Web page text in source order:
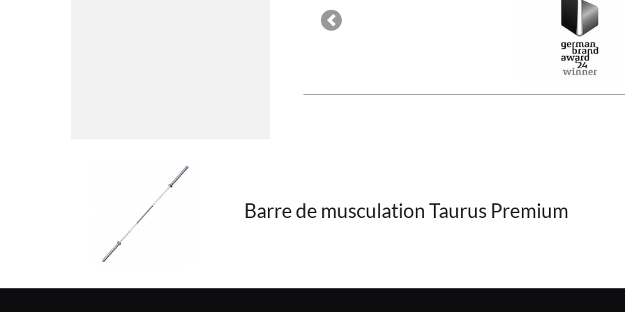
Previous
Barre de musculation Taurus Premium